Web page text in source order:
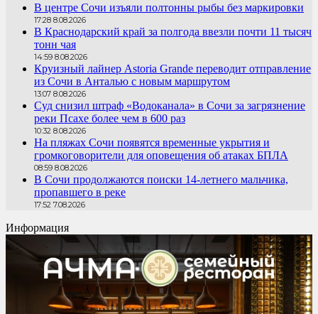
В центре Сочи изъяли полтонны рыбы без маркировки
17:28 8.08.2026
В Краснодарский край за полгода ввезли почти 11 тысяч
тонн чая
14:59 8.08.2026
Круизный лайнер Astoria Grande переводит отправление
из Сочи в Анталью с новым маршрутом
13:07 8.08.2026
Суд снизил штраф «Водоканала» в Сочи за загрязнение
реки Псахе более чем в 600 раз
10:32 8.08.2026
На пляжах Сочи появятся временные укрытия и
громкоговорители для оповещения об атаках БПЛА
08:59 8.08.2026
В Сочи продолжаются поиски 14-летнего мальчика,
пропавшего в реке
17:52 7.08.2026
Информация